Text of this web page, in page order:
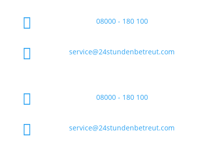
 08000 - 180 100
 service@24stundenbetreut.com
 08000 - 180 100
 service@24stundenbetreut.com